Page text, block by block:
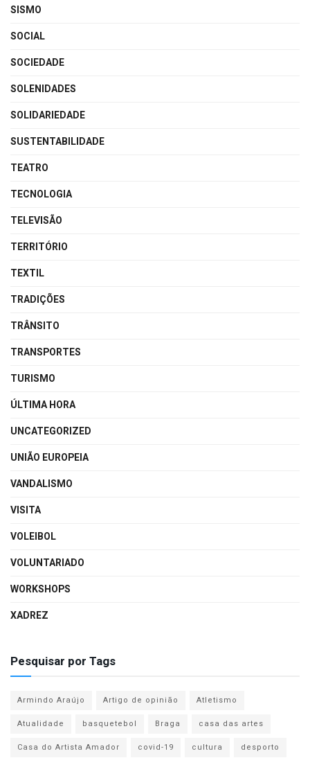
SISMO
SOCIAL
SOCIEDADE
SOLENIDADES
SOLIDARIEDADE
SUSTENTABILIDADE
TEATRO
TECNOLOGIA
TELEVISÃO
TERRITÓRIO
TEXTIL
TRADIÇÕES
TRÂNSITO
TRANSPORTES
TURISMO
ÚLTIMA HORA
UNCATEGORIZED
UNIÃO EUROPEIA
VANDALISMO
VISITA
VOLEIBOL
VOLUNTARIADO
WORKSHOPS
XADREZ
Pesquisar por Tags
Armindo Araújo Artigo de opinião
Atletismo
Atualidade
basquetebol Braga
casa das artes
Casa do Artista Amador
covid-19 cultura
desporto